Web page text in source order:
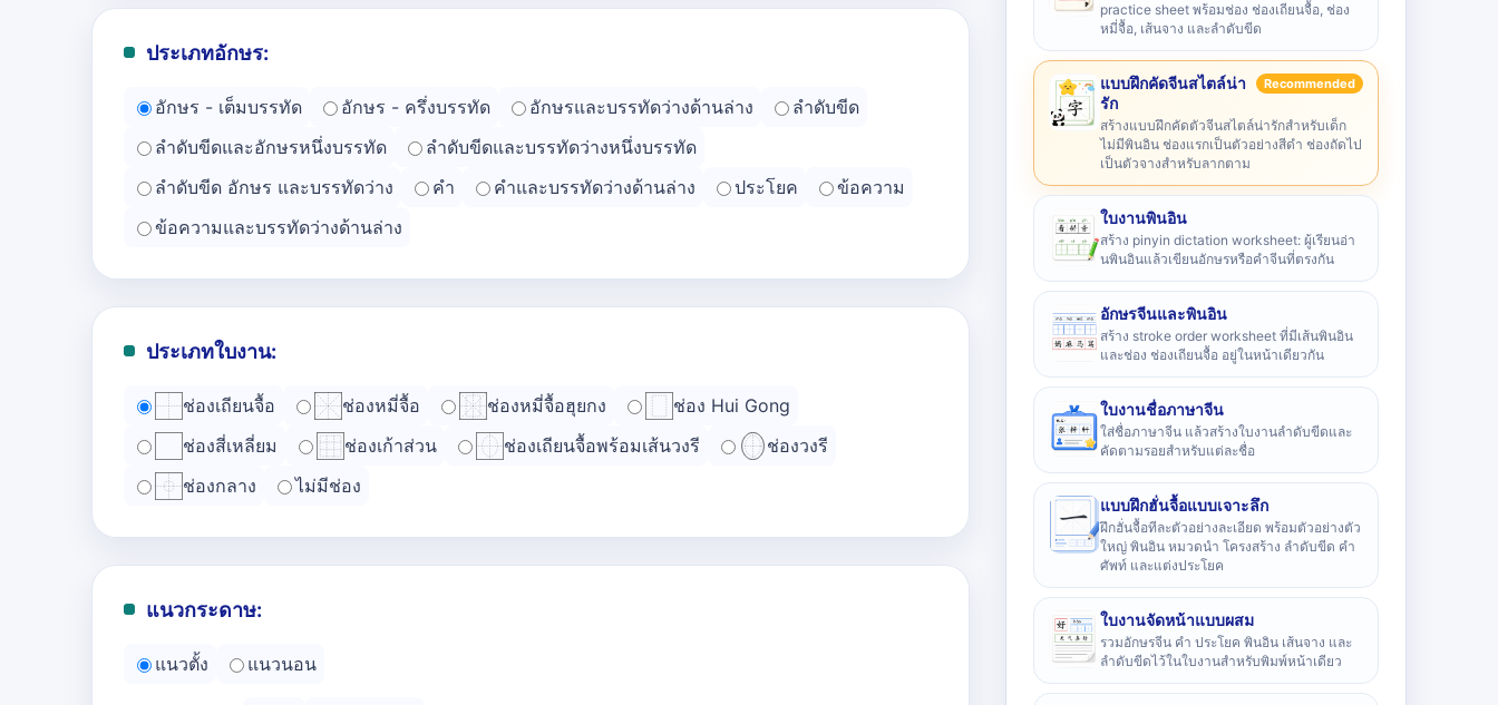
ประเภทอักษร:
อักษร - เต็มบรรทัด อักษร - ครึ่งบรรทัด อักษรและบรรทัดว่างด้านล่าง
ลำดับขีด
ลำดับขีดและอักษรหนึ่งบรรทัด
ลำดับขีดและบรรทัดว่างหนึ่งบรรทัด
ลำดับขีด อักษร และบรรทัดว่าง
คำ คำและบรรทัดว่างด้านล่าง ประโยค
ข้อความ
ข้อความและบรรทัดว่างด้านล่าง
ประเภทใบงาน:
ช่องเถียนจื้อ ช่องหมี่จื้อ ช่องหมี่จื้อฮุยกง
ช่อง Hui Gong
ช่องสี่เหลี่ยม
ช่องเก้าส่วน ช่องเถียนจื้อพร้อมเส้นวงรี
ช่องวงรี
ช่องกลาง
ไม่มีช่อง
แนวกระดาษ:
แนวตั้ง แนวนอน
practice sheet พร้อมช่อง ช่องเถียนจื้อ, ช่อง
หมี่จื้อ, เส้นจาง และลำดับขีด
แบบฝึกคัดจีนสไตล์น่า
รัก
Recommended
สร้างแบบฝึกคัดตัวจีนสไตล์น่ารักสำหรับเด็ก
ไม่มีพินอิน ช่องแรกเป็นตัวอย่างสีดำ ช่องถัดไป
เป็นตัวจางสำหรับลากตาม
ใบงานพินอิน
สร้าง pinyin dictation worksheet: ผู้เรียนอ่า
นพินอินแล้วเขียนอักษรหรือคำจีนที่ตรงกัน
อักษรจีนและพินอิน
สร้าง stroke order worksheet ที่มีเส้นพินอิน
และช่อง ช่องเถียนจื้อ อยู่ในหน้าเดียวกัน
ใบงานชื่อภาษาจีน
ใส่ชื่อภาษาจีน แล้วสร้างใบงานลำดับขีดและ
คัดตามรอยสำหรับแต่ละชื่อ
แบบฝึกฮั่นจื้อแบบเจาะลึก
ฝึกฮั่นจื้อทีละตัวอย่างละเอียด พร้อมตัวอย่างตัว
ใหญ่ พินอิน หมวดนำ โครงสร้าง ลำดับขีด คำ
ศัพท์ และแต่งประโยค
ใบงานจัดหน้าแบบผสม
รวมอักษรจีน คำ ประโยค พินอิน เส้นจาง และ
ลำดับขีดไว้ในใบงานสำหรับพิมพ์หน้าเดียว